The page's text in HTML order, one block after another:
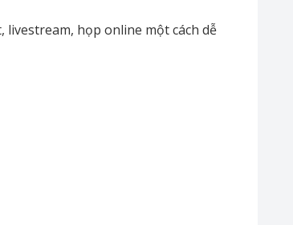
livestream, họp online một cách dễ